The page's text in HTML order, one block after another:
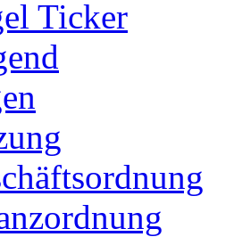
Ticker